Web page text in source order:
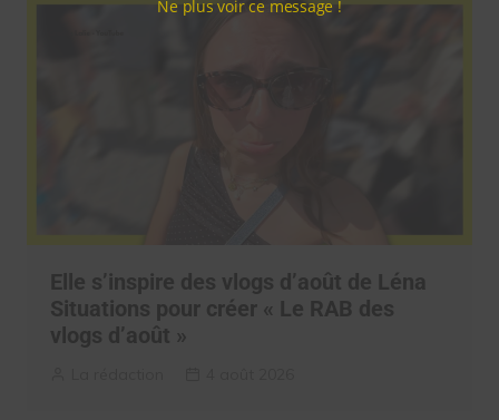
Elle s’inspire des vlogs d’août de Léna
Situations pour créer « Le RAB des
vlogs d’août »
Ne plus voir ce message !